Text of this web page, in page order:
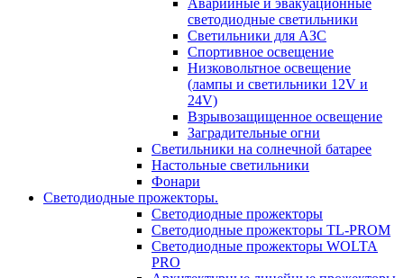
светодиодные светильники
Светильники для АЗС
Спортивное освещение
Низковольтное освещение
(лампы и светильники 12V и
24V)
Взрывозащищенное освещение
Заградительные огни
Светильники на солнечной батарее
Настольные светильники
Фонари
Светодиодные прожекторы.
Светодиодные прожекторы
Светодиодные прожекторы TL-PROM
Светодиодные прожекторы WOLTA
PRO